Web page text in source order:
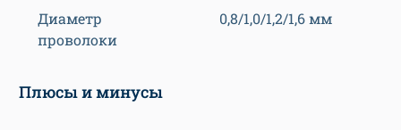
Диаметр
проволоки
0,8/1,0/1,2/1,6 мм
Плюсы и минусы